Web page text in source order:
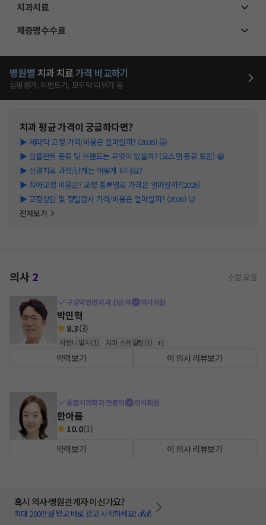
치과치료
제증명수수료
병원별 치과 치료가격 비교하기
심평원가, 이벤트가, 모두닥 리뷰가 등
치과평균 가격이 궁금하다면?
▶ 세라믹 교정 가격/비용은 얼마일까? (2026) 🐱
▶ 임플란트 종류 및 브랜드는 무엇이 있을까? (오스템 종류 포함) 😁
▶ 신경치료 과정/단계는 어떻게 되나요?
▶ 치아교정 비용은? 교정 종류별로 가격은 얼마일까?(2026)
▶ 교정상담 및 정밀검사 가격/비용은 얼마일까? (2026) 🦊
전체보기
의사2 수정 요청
구강악안면외과 전문의 의사회원
박민혁
8.3(3)
사랑니발치(1) 치과 스케일링(1) +1
약력보기 이 의사 리뷰보기
통합치의학과 전문의 의사회원
한아름
10.0(1)
약력보기
이 의사 리뷰보기
혹시 의사·병원관계자 이신가요?
최대 200만원 받고 바로 광고 시작하세요! 💰💰